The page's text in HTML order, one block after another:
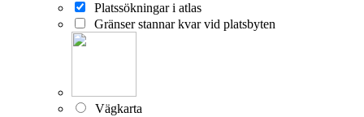
Platssökningar i atlas
Gränser stannar kvar vid platsbyten
Vägkarta